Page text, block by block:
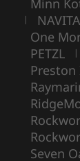
|
One
PETZL |
Seven